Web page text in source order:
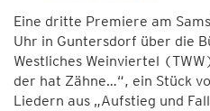
Eine dritte Premiere am
Uhr in Guntersdorf über die
Westliches Weinviertel
der hat Zähne…“, ein Stück
Liedern aus „Aufstieg und